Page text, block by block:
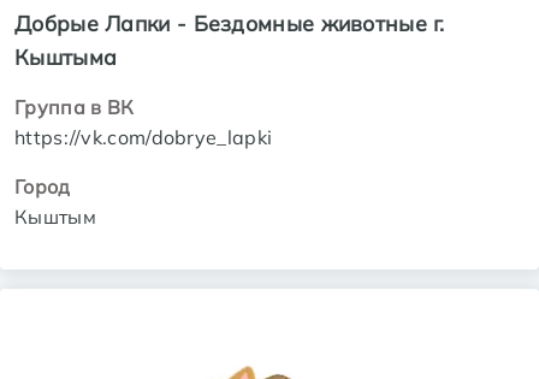
Добрые Лапки - Бездомные животные г.
Кыштыма
Группа в ВК
https://vk.com/dobrye_lapki
Город
Кыштым